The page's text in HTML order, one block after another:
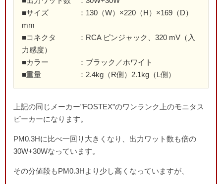
■サイズ ：130（W）×220（H）×169（D）
mm
■コネクタ ：RCA ピンジャック、320 mV（入
力感度）
■カラー ：ブラック／ホワイト
■重量 ：2.4kg（R側）2.1kg（L側）
上記の同じメーカー”FOSTEX”のワンランク上のモニタス
ピーカーになります。
PM0.3Hに比べ一回り大きくなり、出力ワット数も倍の
30W+30Wなっています。
その分値段もPM0.3Hより少し高くなっていますが、